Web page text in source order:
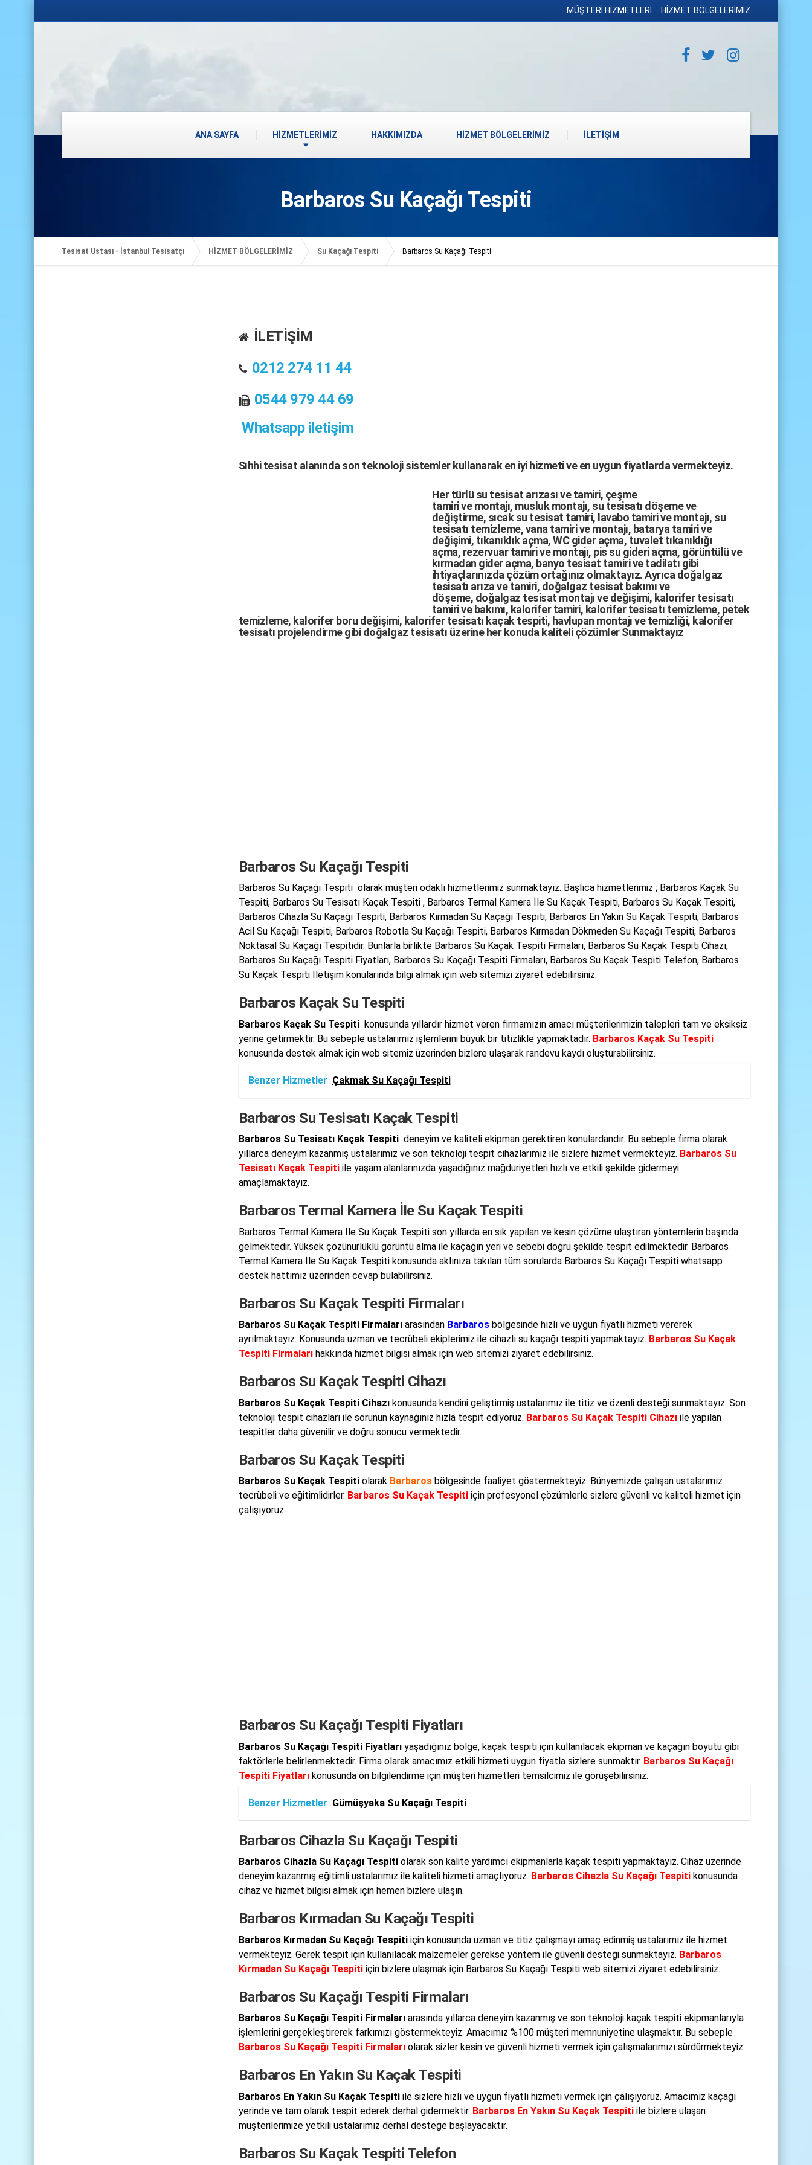
MÜŞTERİ HİZMETLERİ HİZMET BÖLGELERİMİZ
ANA SAYFA HİZMETLERİMİZ HAKKIMIZDA HİZMET BÖLGELERİMİZ İLETİŞİM
Barbaros Su Kaçağı Tespiti
Tesisat Ustası - İstanbul Tesisatçı HİZMET BÖLGELERİMİZ Su Kaçağı Tespiti Barbaros Su Kaçağı Tespiti
İLETİŞİM
0212 274 11 44
0544 979 44 69
Whatsapp iletişim
Sıhhi tesisat alanında son teknoloji sistemler kullanarak en iyi hizmeti ve en uygun fiyatlarda vermekteyiz.
Her türlü su tesisat arızasıve tamiri, çeşme
tamirivemontajı, musluk montajı, su tesisatı döşemeve
değiştirme, sıcak su tesisat tamiri, lavabo tamirivemontajı, su
tesisatı temizleme,vana tamirivemontajı, batarya tamirive
değişimi, tıkanıklık açma,WC gider açma, tuvalet tıkanıklığı
açma, rezervuar tamirive montajı, pis su gideri açma, görüntülü ve
kırmadan gider açma, banyo tesisat tamirivetadilatı gibi
ihtiyaçlarınızda çözüm ortağınız olmaktayız. Ayrıca doğalgaz
tesisatı arızave tamiri, doğalgaz tesisat bakımıve
döşeme, doğalgaz tesisat montajıve değişimi, kalorifer tesisatı
tamiri ve bakımı, kalorifer tamiri, kalorifer tesisatı temizleme, petek
temizleme, kalorifer boru değişimi, kalorifer tesisatı kaçak tespiti, havlupan montajı ve temizliği, kalorifer
tesisatı projelendirme gibi doğalgaz tesisatı üzerine her konuda kaliteli çözümler Sunmaktayız
Barbaros Su Kaçağı Tespiti
Barbaros Su Kaçağı Tespiti olarak müşteri odaklı hizmetlerimiz sunmaktayız. Başlıca hizmetlerimiz ; Barbaros Kaçak Su
Tespiti, Barbaros Su Tesisatı Kaçak Tespiti , Barbaros Termal Kamera İle Su Kaçak Tespiti, Barbaros Su Kaçak Tespiti,
Barbaros Cihazla Su Kaçağı Tespiti, Barbaros Kırmadan Su Kaçağı Tespiti, Barbaros En Yakın Su Kaçak Tespiti, Barbaros
Acil Su Kaçağı Tespiti, Barbaros Robotla Su Kaçağı Tespiti, Barbaros Kırmadan Dökmeden Su Kaçağı Tespiti, Barbaros
Noktasal Su Kaçağı Tespitidir. Bunlarla birlikte Barbaros Su Kaçak Tespiti Firmaları, Barbaros Su Kaçak Tespiti Cihazı,
Barbaros Su Kaçağı Tespiti Fiyatları, Barbaros Su Kaçağı Tespiti Firmaları, Barbaros Su Kaçak Tespiti Telefon, Barbaros
Su Kaçak Tespiti İletişim konularında bilgi almak için web sitemizi ziyaret edebilirsiniz.
Barbaros Kaçak Su Tespiti
Barbaros Kaçak Su Tespitikonusunda yıllardır hizmet veren firmamızın amacı müşterilerimizin talepleri tam ve eksiksiz
yerine getirmektir. Bu sebeple ustalarımız işlemlerini büyük bir titizlikle yapmaktadır. Barbaros Kaçak Su Tespiti
konusunda destek almak için web sitemiz üzerinden bizlere ulaşarak randevu kaydı oluşturabilirsiniz.
Benzer Hizmetler Çakmak Su Kaçağı Tespiti
Barbaros Su Tesisatı Kaçak Tespiti
Barbaros Su Tesisatı Kaçak Tespitideneyim ve kaliteli ekipman gerektiren konulardandır. Bu sebeple firma olarak
yıllarca deneyim kazanmış ustalarımız ve son teknoloji tespit cihazlarımız ile sizlere hizmet vermekteyiz. Barbaros Su
Tesisatı Kaçak Tespitiile yaşam alanlarınızda yaşadığınız mağduriyetleri hızlı ve etkili şekilde gidermeyi
amaçlamaktayız.
Barbaros Termal Kamera İle Su Kaçak Tespiti
Barbaros Termal Kamera İle Su Kaçak Tespiti son yıllarda en sık yapılan ve kesin çözüme ulaştıran yöntemlerin başında
gelmektedir. Yüksek çözünürlüklü görüntü alma ile kaçağın yeri ve sebebi doğru şekilde tespit edilmektedir. Barbaros
Termal Kamera İle Su Kaçak Tespiti konusunda aklınıza takılan tüm sorularda Barbaros Su Kaçağı Tespiti whatsapp
destek hattımız üzerinden cevap bulabilirsiniz.
Barbaros Su Kaçak Tespiti Firmaları
Barbaros Su Kaçak Tespiti Firmalarıarasından Barbarosbölgesinde hızlı ve uygun fiyatlı hizmeti vererek
ayrılmaktayız. Konusunda uzman ve tecrübeli ekiplerimiz ile cihazlı su kaçağı tespiti yapmaktayız. Barbaros Su Kaçak
Tespiti Firmalarıhakkında hizmet bilgisi almak için web sitemizi ziyaret edebilirsiniz.
Barbaros Su Kaçak Tespiti Cihazı
Barbaros Su Kaçak Tespiti Cihazıkonusunda kendini geliştirmiş ustalarımız ile titiz ve özenli desteği sunmaktayız. Son
teknoloji tespit cihazları ile sorunun kaynağınız hızla tespit ediyoruz. Barbaros Su Kaçak Tespiti Cihazıile yapılan
tespitler daha güvenilir ve doğru sonucu vermektedir.
Barbaros Su Kaçak Tespiti
Barbaros Su Kaçak Tespitiolarak Barbarosbölgesinde faaliyet göstermekteyiz. Bünyemizde çalışan ustalarımız
tecrübeli ve eğitimlidirler. Barbaros Su Kaçak Tespitiiçin profesyonel çözümlerle sizlere güvenli ve kaliteli hizmet için
çalışıyoruz.
Barbaros Su Kaçağı Tespiti Fiyatları
Barbaros Su Kaçağı Tespiti Fiyatlarıyaşadığınız bölge, kaçak tespiti için kullanılacak ekipman ve kaçağın boyutu gibi
faktörlerle belirlenmektedir. Firma olarak amacımız etkili hizmeti uygun fiyatla sizlere sunmaktır. Barbaros Su Kaçağı
Tespiti Fiyatlarıkonusunda ön bilgilendirme için müşteri hizmetleri temsilcimiz ile görüşebilirsiniz.
Benzer Hizmetler Gümüşyaka Su Kaçağı Tespiti
Barbaros Cihazla Su Kaçağı Tespiti
Barbaros Cihazla Su Kaçağı Tespitiolarak son kalite yardımcı ekipmanlarla kaçak tespiti yapmaktayız. Cihaz üzerinde
deneyim kazanmış eğitimli ustalarımız ile kaliteli hizmeti amaçlıyoruz. Barbaros Cihazla Su Kaçağı Tespitikonusunda
cihaz ve hizmet bilgisi almak için hemen bizlere ulaşın.
Barbaros Kırmadan Su Kaçağı Tespiti
Barbaros Kırmadan Su Kaçağı Tespitiiçin konusunda uzman ve titiz çalışmayı amaç edinmiş ustalarımız ile hizmet
vermekteyiz. Gerek tespit için kullanılacak malzemeler gerekse yöntem ile güvenli desteği sunmaktayız. Barbaros
Kırmadan Su Kaçağı Tespitiiçin bizlere ulaşmak için Barbaros Su Kaçağı Tespiti web sitemizi ziyaret edebilirsiniz.
Barbaros Su Kaçağı Tespiti Firmaları
Barbaros Su Kaçağı Tespiti Firmalarıarasında yıllarca deneyim kazanmış ve son teknoloji kaçak tespiti ekipmanlarıyla
işlemlerini gerçekleştirerek farkımızı göstermekteyiz. Amacımız %100 müşteri memnuniyetine ulaşmaktır. Bu sebeple
Barbaros Su Kaçağı Tespiti Firmalarıolarak sizler kesin ve güvenli hizmeti vermek için çalışmalarımızı sürdürmekteyiz.
Barbaros En Yakın Su Kaçak Tespiti
Barbaros En Yakın Su Kaçak Tespitiile sizlere hızlı ve uygun fiyatlı hizmeti vermek için çalışıyoruz. Amacımız kaçağı
yerinde ve tam olarak tespit ederek derhal gidermektir. Barbaros En Yakın Su Kaçak Tespitiile bizlere ulaşan
müşterilerimize yetkili ustalarımız derhal desteğe başlayacaktır.
Barbaros Su Kaçak Tespiti Telefon